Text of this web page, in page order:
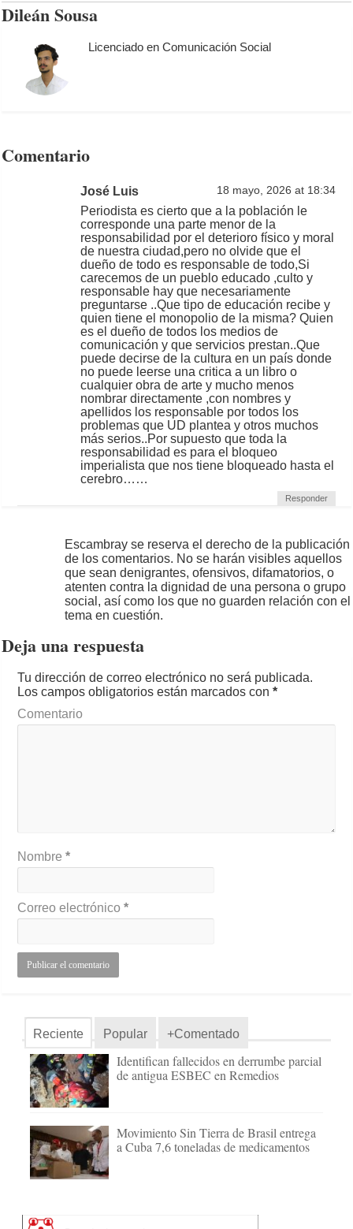
Dileán Sousa
Licenciado en Comunicación Social
Comentario
José Luis 18 mayo, 2026 at 18:34
Periodista es cierto que a la población le
corresponde una parte menor de la
responsabilidad por el deterioro físico y moral
de nuestra ciudad,pero no olvide que el
dueño de todo es responsable de todo,Si
carecemos de un pueblo educado ,culto y
responsable hay que necesariamente
preguntarse ..Que tipo de educación recibe y
quien tiene el monopolio de la misma? Quien
es el dueño de todos los medios de
comunicación y que servicios prestan..Que
puede decirse de la cultura en un país donde
no puede leerse una critica a un libro o
cualquier obra de arte y mucho menos
nombrar directamente ,con nombres y
apellidos los responsable por todos los
problemas que UD plantea y otros muchos
más serios..Por supuesto que toda la
responsabilidad es para el bloqueo
imperialista que nos tiene bloqueado hasta el
cerebro……
Responder
Escambray se reserva el derecho de la publicación
de los comentarios. No se harán visibles aquellos
que sean denigrantes, ofensivos, difamatorios, o
atenten contra la dignidad de una persona o grupo
social, así como los que no guarden relación con el
tema en cuestión.
Deja una respuesta
Tu dirección de correo electrónico no será publicada.
Los campos obligatorios están marcados con*
Comentario
Nombre*
Correo electrónico*
Reciente Popular +Comentado
Identifican fallecidos en derrumbe parcial
de antigua ESBEC en Remedios
Movimiento Sin Tierra de Brasil entrega
a Cuba 7,6 toneladas de medicamentos